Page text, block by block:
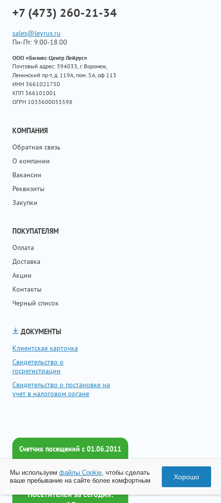
+7 (473) 260-21-34
sales@leyrus.ru
Пн-Пт: 9.00-18.00
ООО «Бизнес-Центр Лейрус»
Почтовый адрес: 394033, г. Воронеж,
Ленинский пр-т, д. 119А, пом. 5А, оф 113
ИНН 3661021750
КПП 366101001
ОГРН 1033600055598
КОМПАНИЯ
Обратная связь
О компании
Вакансии
Реквизиты
Закупки
ПОКУПАТЕЛЯМ
Оплата
Доставка
Акции
Контакты
Черный список
ДОКУМЕНТЫ
Клиентская карточка
Свидетельство о
госрегистрации
Свидетельство о постановке на
учет в налоговом органе
Счетчик посещений c 01.06.2011
Всего посетителей:
2018492
Посетителей за сегодня:
Мы используем файлы Cookie, чтобы сделать
ваше пребывание на сайте более комфортным
Хорошо